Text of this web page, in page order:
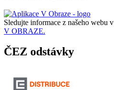
Sledujte informace z našeho webu v
V OBRAZE.
ČEZ odstávky